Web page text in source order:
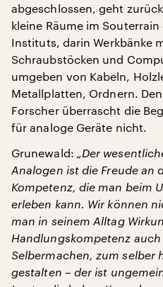
abgeschlossen, geht
kleine Räume im
Instituts, darin Werkbänke
Schraubstöcken und
umgeben von Kabeln,
Metallplatten, Ordnern.
Forscher überrascht die
für analoge Geräte nicht.
Grunewald:
„Der
Analogen ist die Freude an
Kompetenz, die man beim
erleben kann. Wir können
man in seinem Alltag
Handlungskompetenz
Selbermachen, zum selber
gestalten – der ist